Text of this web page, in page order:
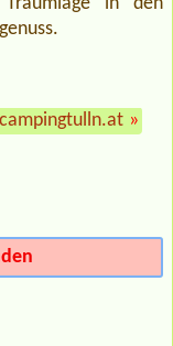
»